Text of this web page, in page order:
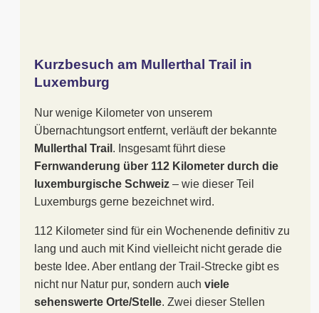
Kurzbesuch am Mullerthal Trail in
Luxemburg
Nur wenige Kilometer von unserem
Übernachtungsort entfernt, verläuft der bekannte
Mullerthal Trail . Insgesamt führt diese
Fernwanderung über 112 Kilometer durch die
luxemburgische Schweiz – wie dieser Teil
Luxemburgs gerne bezeichnet wird.
112 Kilometer sind für ein Wochenende definitiv zu
lang und auch mit Kind vielleicht nicht gerade die
beste Idee. Aber entlang der Trail-Strecke gibt es
nicht nur Natur pur, sondern auch viele
sehenswerte Orte/Stelle. Zwei dieser Stellen